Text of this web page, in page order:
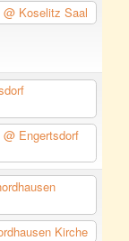
@ Koselitz Saal
@ Engertsdorf
Kirche